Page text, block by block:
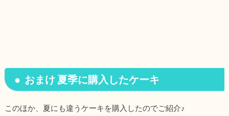
おまけ 夏季に購入したケーキ
このほか、夏にも違うケーキを購入したのでご紹介♪